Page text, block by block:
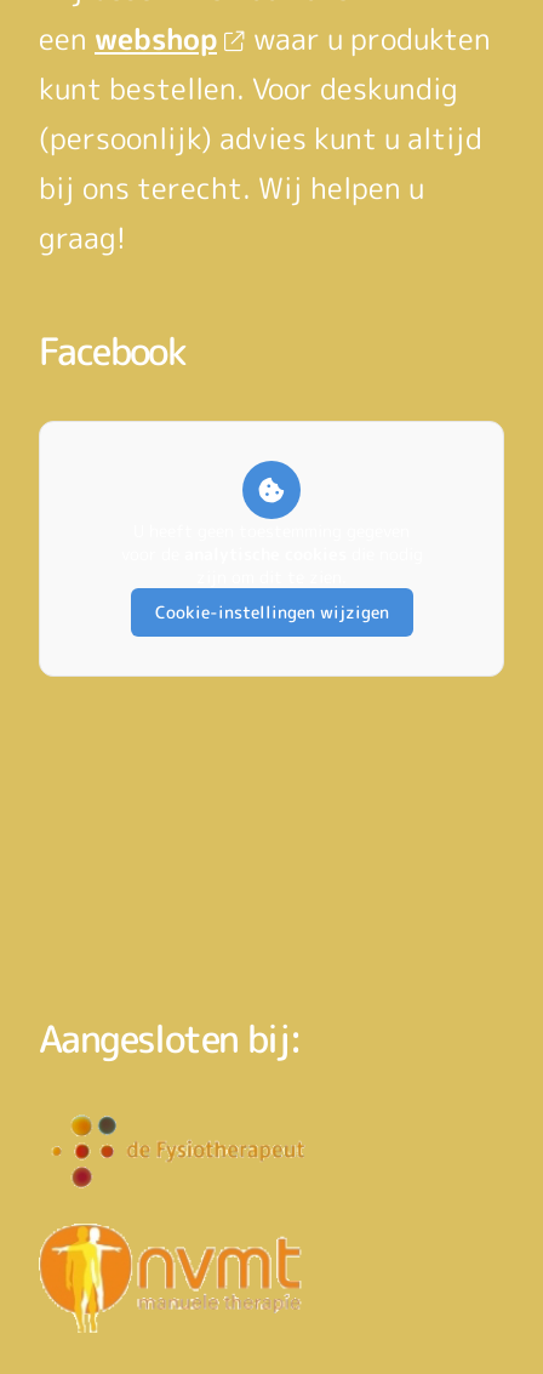
een webshop
waar u produkten
kunt bestellen. Voor deskundig
(persoonlijk) advies kunt u altijd
bij ons terecht. Wij helpen u
graag!
Facebook
Cookie-instellingen wijzigen
Aangesloten bij: